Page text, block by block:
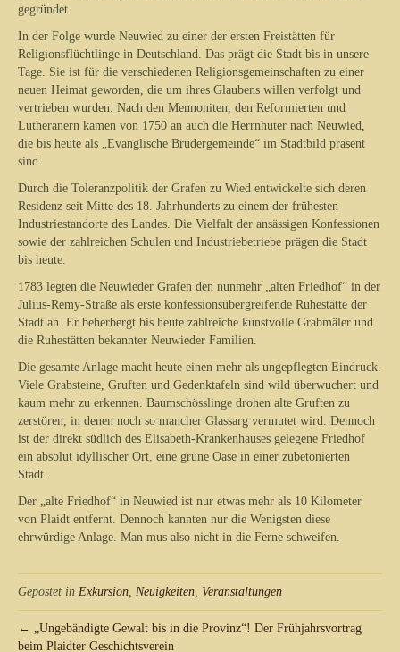
gegründet.
In der Folge wurde Neuwied zu einer der ersten Freistätten für
Religionsflüchtlinge in Deutschland. Das prägt die Stadt bis in unsere
Tage. Sie ist für die verschiedenen Religionsgemeinschaften zu einer
neuen Heimat geworden, die um ihres Glaubens willen verfolgt und
vertrieben wurden. Nach den Mennoniten, den Reformierten und
Lutheranern kamen von 1750 an auch die Herrnhuter nach Neuwied,
die bis heute als „Evanglische Brüdergemeinde“ im Stadtbild präsent
sind.
Durch die Toleranzpolitik der Grafen zu Wied entwickelte sich deren
Residenz seit Mitte des 18. Jahrhunderts zu einem der frühesten
Industriestandorte des Landes. Die Vielfalt der ansässigen Konfessionen
sowie der zahlreichen Schulen und Industriebetriebe prägen die Stadt
bis heute.
1783 legten die Neuwieder Grafen den nunmehr „alten Friedhof“ in der
Julius-Remy-Straße als erste konfessionsübergreifende Ruhestätte der
Stadt an. Er beherbergt bis heute zahlreiche kunstvolle Grabmäler und
die Ruhestätten bekannter Neuwieder Familien.
Die gesamte Anlage macht heute einen mehr als ungepflegten Eindruck.
Viele Grabsteine, Gruften und Gedenktafeln sind wild überwuchert und
kaum mehr zu erkennen. Baumschösslinge drohen alte Gruften zu
zerstören, in denen noch so mancher Glassarg vermutet wird. Dennoch
ist der direkt südlich des Elisabeth-Krankenhauses gelegene Friedhof
ein absolut idyllischer Ort, eine grüne Oase in einer zubetonierten
Stadt.
Der „alte Friedhof“ in Neuwied ist nur etwas mehr als 10 Kilometer
von Plaidt entfernt. Dennoch kannten nur die Wenigsten diese
ehrwürdige Anlage. Man mus also nicht in die Ferne schweifen.
Gepostet in Exkursion Neuigkeiten Veranstaltungen
← „Ungebändigte Gewalt bis in die Provinz“! Der Frühjahrsvortrag
beim Plaidter Geschichtsverein